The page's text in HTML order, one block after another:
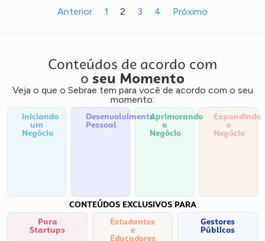
Anterior 1 2 3 4 Próximo
Conteúdos de acordo com
o seu Momento
Veja o que o Sebrae tem para você de acordo com o seu
momento:
Iniciando
um
Negócio
Desenvolvimento
Pessoal
Aprimorando
o
Negócio
Expandindo
o
Negócio
CONTEÚDOS EXCLUSIVOS PARA
Para
Startups
Estudantes
e
Educadores
Gestores
Públicos